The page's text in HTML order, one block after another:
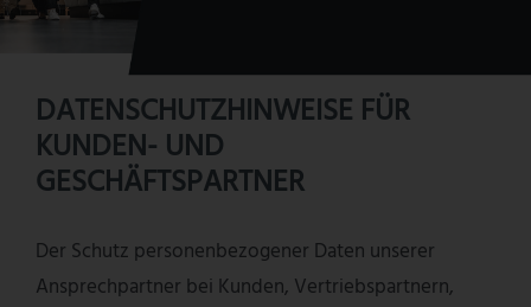
Kontakt
DATENSCHUTZHINWEISE FÜR
KUNDEN- UND
GESCHÄFTSPARTNER
Der Schutz personenbezogener Daten unserer
Ansprechpartner bei Kunden, Vertriebspartnern,